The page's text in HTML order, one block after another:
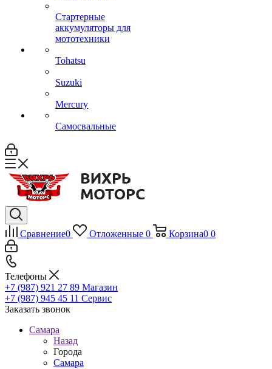
Стартерные
аккумуляторы для
мототехники
Tohatsu
Suzuki
Mercury
Самосвальные
Сравнение0 Отложенные 0 Корзина0 0
Телефоны
+7 (987) 921 27 89 Магазин
+7 (987) 945 45 11 Сервис
Заказать звонок
Самара
Назад
Города
Самара